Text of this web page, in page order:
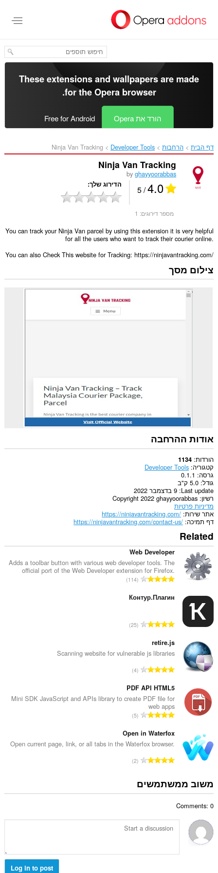
העיקרי
These extensions and wallpapers are made
for theOpera browser
.
הורד את Opera Free for Android
דף הבית הרחבות Developer Tools
Ninja Van Tracking‎
Ninja Van Tracking
byghayyoorabbas
4.0
/ 5 הדירוג שלך
מספר דירוגים: 1
You can track your Ninja Van parcel by using this extension it is very helpful
for all the users who want to track their courier online.
You can also Check This website for Tracking: https://ninjavantracking.com/
צילום מסך
אודות ההרחבה
הורדות 1134
קטגוריה Developer Tools
גרסה 0.1.1
גודל 5.0 ק"ב
Last update 9 בדצמבר 2022
רשיון Copyright 2022 ghayyoorabbas
מדיניות פרטיות
אתר שירות https://ninjavantracking.com/
דף תמיכה https://ninjavantracking.com/contact-us/
Related
Web Developer
Adds a toolbar button with various web developer tools. The
official port of the Web Developer extension for Firefox.
מ
פ
י
ג
י
ם
114
Контур.Плагин
מ
ר
י
ו
ג
י
ם
:
25
retire.js
Scanning website for vulnerable js libraries
מ
פ
ר
י
ו
ג
י
ם
4
PDF API HTML5
Mini SDK JavaScript and APIs library to create PDF file for
web apps
מ
פ
ר
י
ו
ג
:
5
Open in Waterfox
Open current page, link, or all tabs in the Waterfox browser.
מ
ר
ר
ו
ם
2
משוב ממשתמשים
Comments: 0
Log in to post